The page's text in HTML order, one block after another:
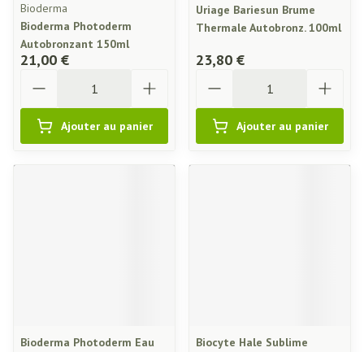
Bioderma
Bioderma Photoderm
Autobronzant 150ml
21,00 €
Ajouter au panier
Uriage Bariesun Brume
Thermale Autobronz. 100ml
23,80 €
Ajouter au panier
Bioderma Photoderm Eau
Biocyte Hale Sublime